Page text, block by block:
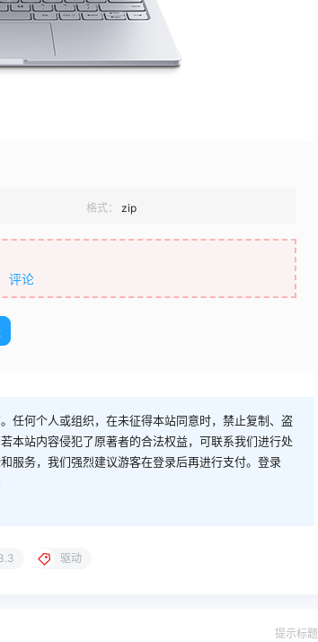
格式： zip
评论
任何个人或组织，在未征得本站同意时，禁止复制、盗
本站内容侵犯了原著者的合法权益，可联系我们进行处
服务，我们强烈建议游客在登录后再进行支付。登录
驱动
提示标题